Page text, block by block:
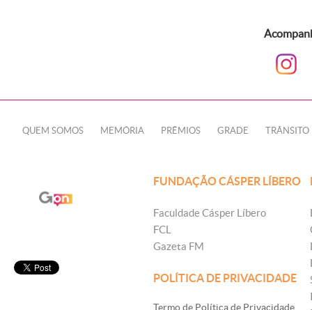
QUEM SOMOS MEMÓRIA PRÊMIOS GRADE TRÂNSITO
FUNDAÇÃO CÁSPER LÍBERO
Faculdade Cásper Líbero
FCL
Gazeta FM
POLÍTICA DE PRIVACIDADE
Termo de Política de Privacidade